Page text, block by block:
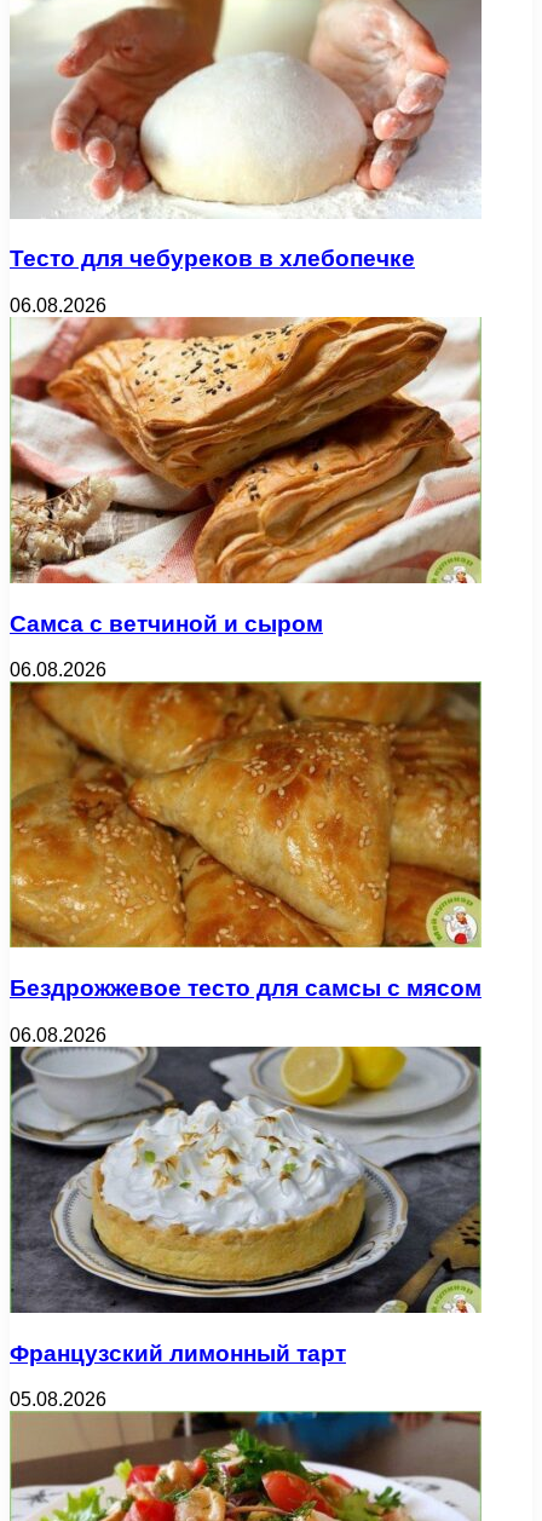
Тесто для чебуреков в хлебопечке
06.08.2026
Самса с ветчиной и сыром
06.08.2026
Бездрожжевое тесто для самсы с мясом
06.08.2026
Французский лимонный тарт
05.08.2026